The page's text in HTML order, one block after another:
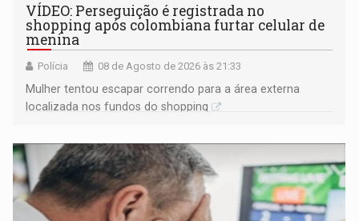
VÍDEO: Perseguição é registrada no
shopping após colombiana furtar celular de
menina
Polícia 08 de Agosto de 2026 às 21:33
Mulher tentou escapar correndo para a área externa
localizada nos fundos do shopping